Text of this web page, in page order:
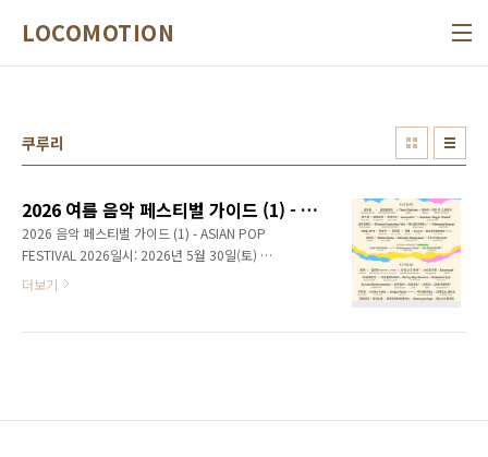
LOCOMOTION
쿠루리
2026 여름 음악 페스티벌 가이드 (1) - Asian Pop Festival 2026
2026 음악 페스티벌 가이드 (1) - ASIAN POP
FESTIVAL 2026일시: 2026년 5월 30일(토) ~
31일(일)장소: 인천 파라다이스 시티 글 김성환
더보기